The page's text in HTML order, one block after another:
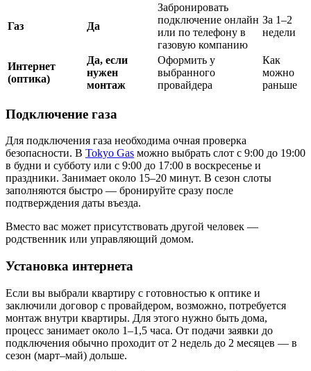
Газ Да
Забронировать
подключение онлайн
или по телефону в
газовую компанию
За 1–2
недели
Интернет
(оптика)
Да, если
нужен
монтаж
Оформить у
выбранного
провайдера
Как
можно
раньше
Подключение газа
Для подключения газа необходима очная проверка
безопасности. В Tokyo Gas можно выбрать слот с 9:00 до 19:00
в будни и субботу или с 9:00 до 17:00 в воскресенье и
праздники. Занимает около 15–20 минут. В сезон слоты
заполняются быстро — бронируйте сразу после
подтверждения даты въезда.
Вместо вас может присутствовать другой человек —
родственник или управляющий домом.
Установка интернета
Если вы выбрали квартиру с готовностью к оптике и
заключили договор с провайдером, возможно, потребуется
монтаж внутри квартиры. Для этого нужно быть дома,
процесс занимает около 1–1,5 часа. От подачи заявки до
подключения обычно проходит от 2 недель до 2 месяцев — в
сезон (март–май) дольше.